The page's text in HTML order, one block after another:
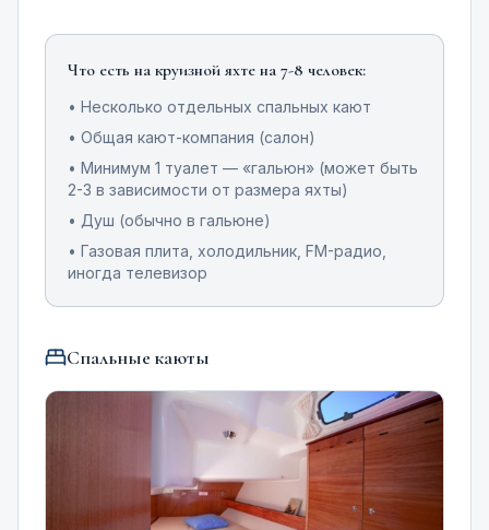
Что есть на круизной яхте на 7-8 человек:
• Несколько отдельных спальных кают
• Общая кают-компания (салон)
• Минимум 1 туалет — «гальюн» (может быть
2-3 в зависимости от размера яхты)
• Душ (обычно в гальюне)
• Газовая плита, холодильник, FM-радио,
иногда телевизор
Спальные каюты